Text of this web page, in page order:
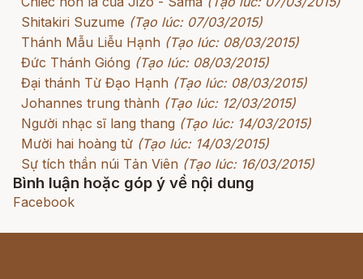
Shitakiri Suzume (Tạo lúc: 07/03/2015)
Thánh Mẫu Liễu Hạnh (Tạo lúc: 08/03/2015)
Đức Thánh Gióng (Tạo lúc: 08/03/2015)
Đại thánh Từ Đạo Hạnh (Tạo lúc: 08/03/2015)
Johannes trung thành (Tạo lúc: 12/03/2015)
Người nhạc sĩ lang thang (Tạo lúc: 14/03/2015)
Mười hai hoàng tử (Tạo lúc: 14/03/2015)
Sự tích thần núi Tản Viên (Tạo lúc: 16/03/2015)
Bình luận hoặc góp ý về nội dung
Facebook